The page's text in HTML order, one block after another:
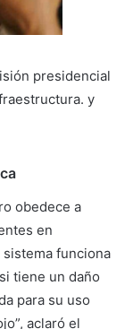
presidencial
y
obedece a
en
sistema funciona
tiene un daño
para su uso
aclaró el